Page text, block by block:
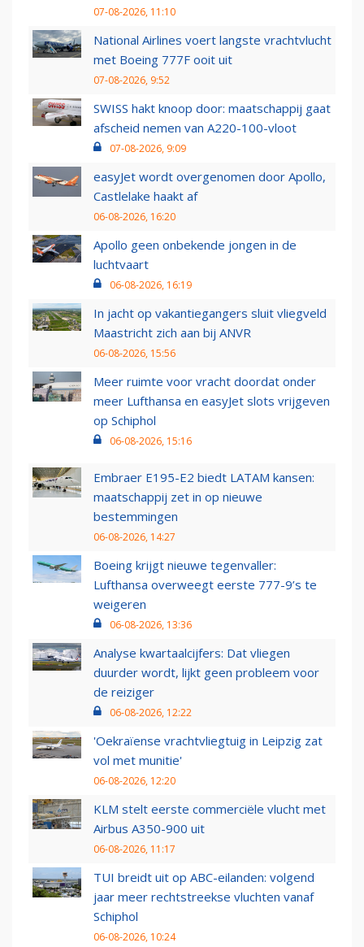
07-08-2026, 11:10
National Airlines voert langste vrachtvlucht
met Boeing 777F ooit uit
07-08-2026, 9:52
SWISS hakt knoop door: maatschappij gaat
afscheid nemen van A220-100-vloot
07-08-2026, 9:09
easyJet wordt overgenomen door Apollo,
Castlelake haakt af
06-08-2026, 16:20
Apollo geen onbekende jongen in de
luchtvaart
06-08-2026, 16:19
In jacht op vakantiegangers sluit vliegveld
Maastricht zich aan bij ANVR
06-08-2026, 15:56
Meer ruimte voor vracht doordat onder
meer Lufthansa en easyJet slots vrijgeven
op Schiphol
06-08-2026, 15:16
Embraer E195-E2 biedt LATAM kansen:
maatschappij zet in op nieuwe
bestemmingen
06-08-2026, 14:27
Boeing krijgt nieuwe tegenvaller:
Lufthansa overweegt eerste 777-9’s te
weigeren
06-08-2026, 13:36
Analyse kwartaalcijfers: Dat vliegen
duurder wordt, lijkt geen probleem voor
de reiziger
06-08-2026, 12:22
'Oekraïense vrachtvliegtuig in Leipzig zat
vol met munitie'
06-08-2026, 12:20
KLM stelt eerste commerciële vlucht met
Airbus A350-900 uit
06-08-2026, 11:17
TUI breidt uit op ABC-eilanden: volgend
jaar meer rechtstreekse vluchten vanaf
Schiphol
06-08-2026, 10:24